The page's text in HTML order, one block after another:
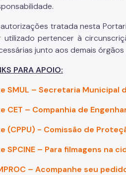
tratada nesta
utilizado pertencer à
junto aos demais
PARA APOIO:
SMUL – Secretaria Municipal
CET – Companhia de
(CPPU) - Comissão de
SPCINE – Para filmagens na
– Acompanhe seu